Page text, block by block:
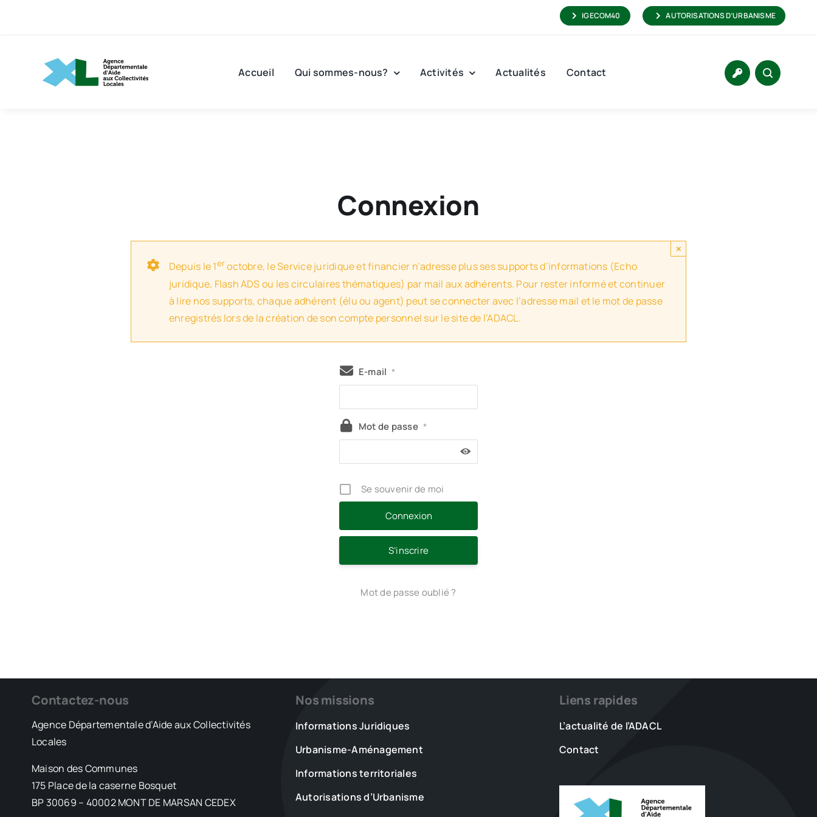
IGECOM40 AUTORISATIONS D’URBANISME
Accueil Qui sommes-nous? Activités Actualités Contact
Connexion
Depuis le 1eroctobre, le Service juridique et financier n’adresse plus ses supports d’informations (Echo
juridique, Flash ADS ou les circulaires thématiques) par mail aux adhérents. Pour rester informé et continuer
à lire nos supports, chaque adhérent (élu ou agent) peut se connecter avec l’adresse mail et le mot de passe
enregistrés lors de la création de son compte personnel sur le site de l’ADACL.
×
E-mail *
Mot de passe *
Se souvenir de moi
S’inscrire
Mot de passe oublié ?
Contactez-nous
Agence Départementale d’Aide aux Collectivités
Locales
Maison des Communes
175 Place de la caserne Bosquet
BP 30069 – 40002 MONT DE MARSAN CEDEX
Nos missions
Informations Juridiques
Urbanisme-Aménagement
Informations territoriales
Autorisations d’Urbanisme
Liens rapides
L’actualité de l’ADACL
Contact